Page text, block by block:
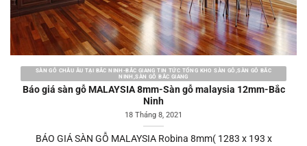
SÀN GỖ CHÂU ÂU TẠI BẮC NINH-BẮC GIANG TIN TỨC TỔNG KHO SÀN GỖ,SÀN GỖ BẮC
NINH,SÀN GỖ BẮC GIANG
Báo giá sàn gỗ MALAYSIA 8mm-Sàn gỗ malaysia 12mm-Bắc
Ninh
18 Tháng 8, 2021
BÁO GIÁ SÀN GỖ MALAYSIA Robina 8mm( 1283 x 193 x